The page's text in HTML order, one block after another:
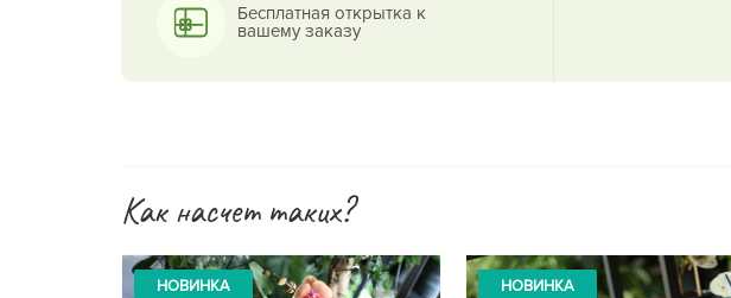
Бесплатная открытка к
вашему заказу
Как насчет таких?
НОВИНКА НОВИНКА